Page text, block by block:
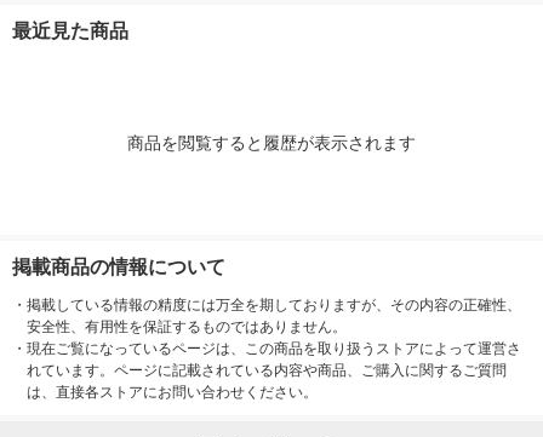
最近見た商品
商品を閲覧すると履歴が表示されます
掲載商品の情報について
・ 掲載している情報の精度には万全を期しておりますが、その内容の正確性、
安全性、有用性を保証するものではありません。
・ 現在ご覧になっているページは、この商品を取り扱うストアによって運営さ
れています。ページに記載されている内容や商品、ご購入に関するご質問
は、直接各ストアにお問い合わせください。